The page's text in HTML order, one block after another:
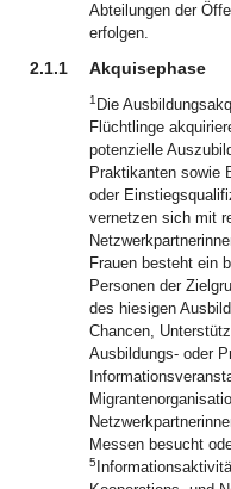
Abteilungen der
erfolgen.
2.1.1 Akquisephase
1 Die
Flüchtlinge
potenzielle
Praktikanten sowie
oder
vernetzen sich mit
Frauen besteht ein
Personen der
des hiesigen
Chancen,
Ausbildungs- oder
Messen besucht
5